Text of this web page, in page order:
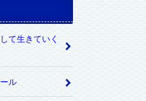
て生きていく
ル